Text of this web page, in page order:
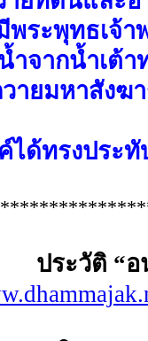
พระพุทธเจ้า
จากน้ำเต้า
ายมหาสังฆ
ได้ทรงประ
ประวัติ “